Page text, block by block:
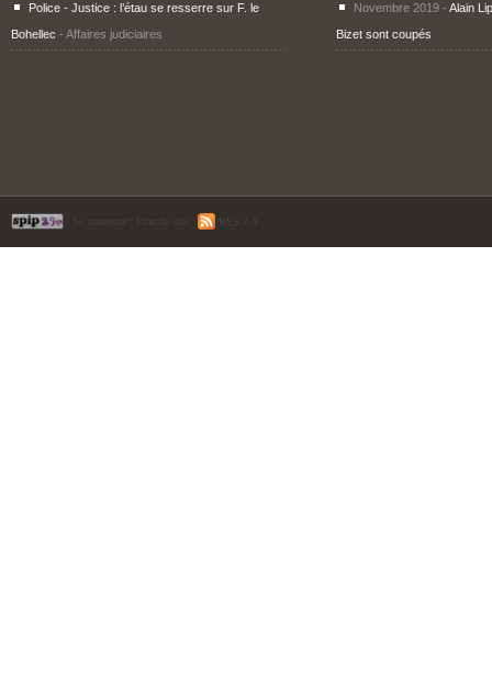
Police - Justice : l’étau se resserre sur F. le
Bohellec - Affaires judiciaires
Novembre 2019 - Alain
Bizet sont coupés